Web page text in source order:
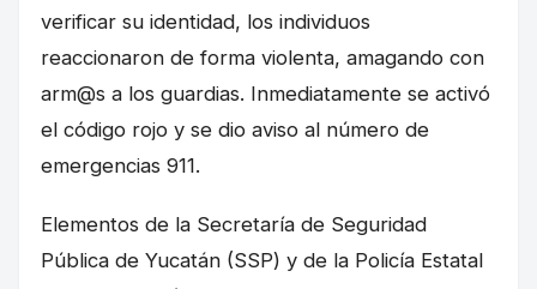
verificar su identidad, los individuos
reaccionaron de forma violenta, amagando con
arm@s a los guardias. Inmediatamente se activó
el código rojo y se dio aviso al número de
emergencias 911.
Elementos de la Secretaría de Seguridad
Pública de Yucatán (SSP) y de la Policía Estatal